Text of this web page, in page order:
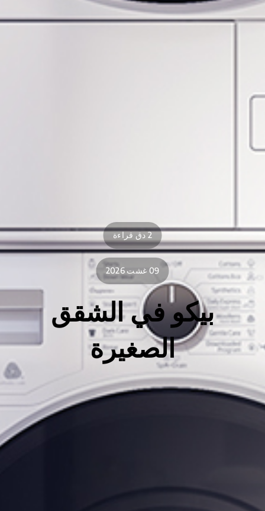
2 دق قراءة
09 غشت 2026
بيكو في الشقق
الصغيرة